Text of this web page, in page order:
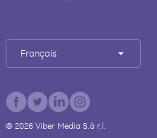
Français
© 2026Viber Media S.à r.l.